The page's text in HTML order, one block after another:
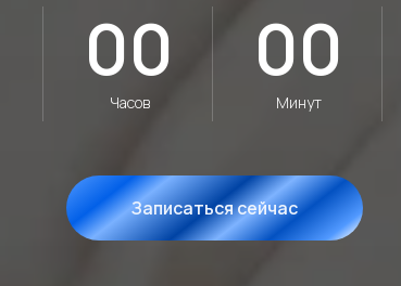
00
Часов
00
Минут
Записаться сейчас